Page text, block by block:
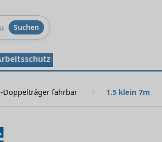
Suchen
Doppelträger fahrbar 1.5 klein 7m